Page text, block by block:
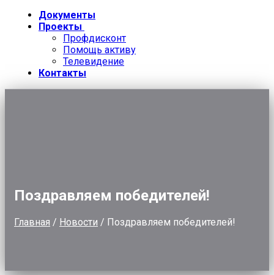
Документы
Проекты
Профдисконт
Помощь активу
Телевидение
Контакты
Поздравляем победителей!
Главная / Новости / Поздравляем победителей!